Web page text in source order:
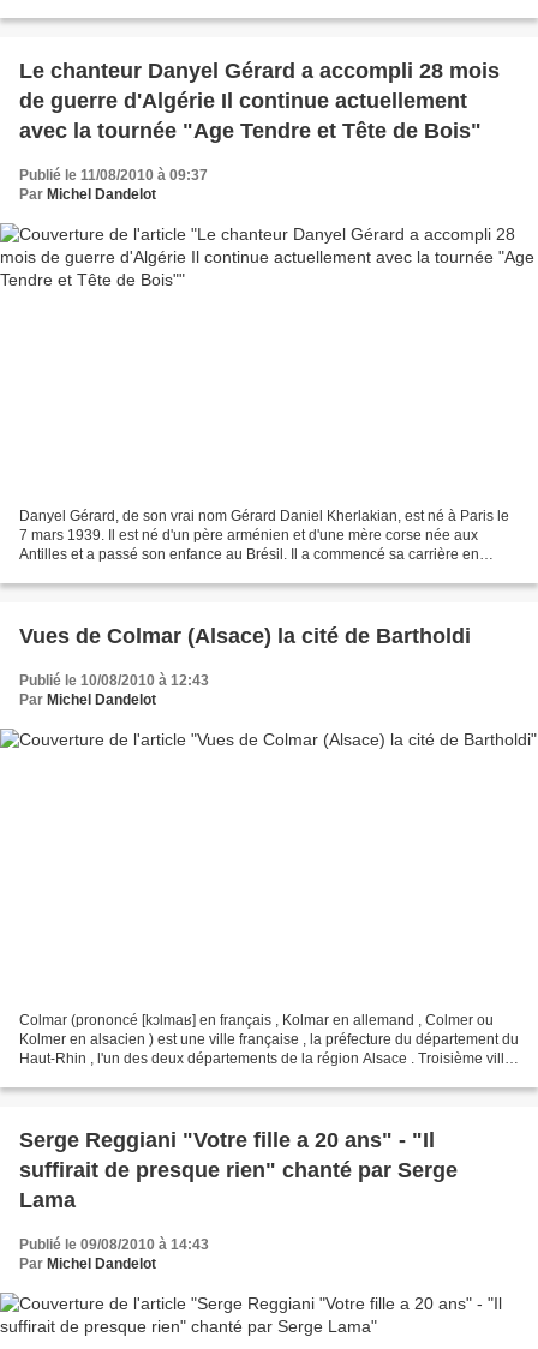
Le chanteur Danyel Gérard a accompli 28 mois
de guerre d'Algérie Il continue actuellement
avec la tournée "Age Tendre et Tête de Bois"
Publié le 11/08/2010 à 09:37
Par Michel Dandelot
Danyel Gérard, de son vrai nom Gérard Daniel Kherlakian, est né à Paris le
7 mars 1939. Il est né d'un père arménien et d'une mère corse née aux
Antilles et a passé son enfance au Brésil. Il a commencé sa carrière en
Vues de Colmar (Alsace) la cité de Bartholdi
Publié le 10/08/2010 à 12:43
Par Michel Dandelot
Colmar (prononcé [kɔlmaʁ] en français , Kolmar en allemand , Colmer ou
Kolmer en alsacien ) est une ville française , la préfecture du département du
Haut-Rhin , l'un des deux départements de la région Alsace . Troisième ville
Serge Reggiani "Votre fille a 20 ans" - "Il
suffirait de presque rien" chanté par Serge
Lama
Publié le 09/08/2010 à 14:43
Par Michel Dandelot